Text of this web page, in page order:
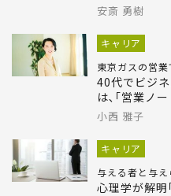
安斎 勇樹
キャリア
東京ガスの営
40代でビジ
は､｢営業ノ
小西 雅子
キャリア
与える者と与
心理学が解